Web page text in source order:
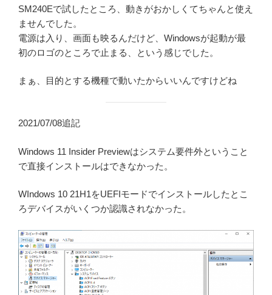
SM240Eで試したところ、動きがおかしくてちゃんと使え
ませんでした。
電源は入り、画面も映るんだけど、Windowsが起動が最
初のロゴのところで止まる、という感じでした。
まぁ、目的とする機種で動いたからいいんですけどね
2021/07/08追記
Windows 11 Insider Previewはシステム要件外ということ
で直接インストールはできなかった。
WIndows 10 21H1をUEFIモードでインストールしたとこ
ろデバイスがいくつか認識されなかった。